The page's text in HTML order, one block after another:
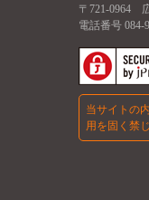
〒721-0964
電話番号 084-
当サイトの
用を固く禁